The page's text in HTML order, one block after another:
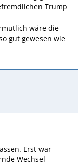
Trump
wäre die
gut gewesen wie
Erst war
Wechsel